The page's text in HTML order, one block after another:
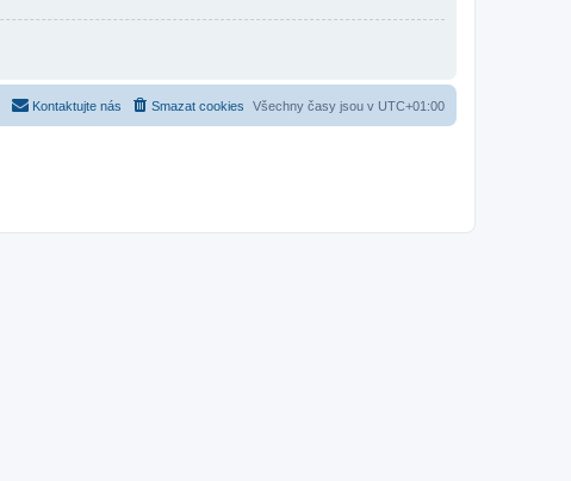
Všechny časy jsou v UTC+01:00
Smazat cookies
Kontaktujte nás